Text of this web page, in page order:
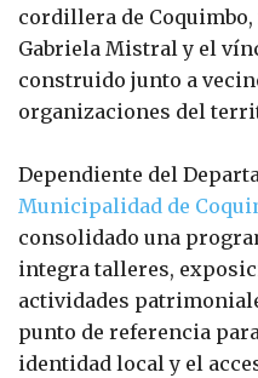
cordillera de
Gabriela Mistral y el
construido junto a
organizaciones del
Dependiente del
Municipalidad de
consolidado una
integra talleres,
actividades
punto de referencia
identidad local y el